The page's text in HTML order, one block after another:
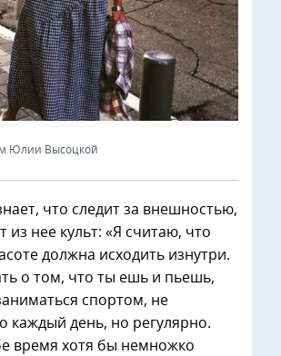
Юлии Высоцкой
что следит за внешностью,
из нее культ: «Я считаю, что
должна исходить изнутри.
о том, что ты ешь и пьешь,
спортом, не
каждый день, но регулярно.
время хотя бы немножко